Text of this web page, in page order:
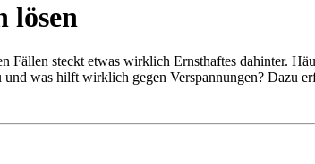
lösen
steckt etwas wirklich Ernsthaftes dahinter.
was hilft wirklich gegen Verspannungen? Dazu